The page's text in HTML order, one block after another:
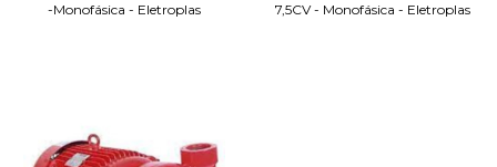
-Monofásica - Eletroplas
7,5CV - Monofásica - Eletroplas